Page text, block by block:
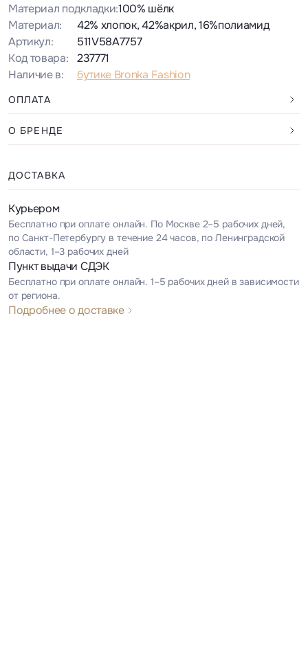
Материал подкладки:100% шёлк
Материал:
42% хлопок, 42%акрил, 16%полиамид
Артикул:
511V58A7757
Код товара:
237771
Наличие в:
бутике Bronka Fashion
ОПЛАТА
О БРЕНДЕ
ДОСТАВКА
Курьером
Бесплатно при оплате онлайн. По Москве 2–5 рабочих дней,
по Санкт-Петербургу в течение 24 часов, по Ленинградской
области, 1–3 рабочих дней
Пункт выдачи СДЭК
Бесплатно при оплате онлайн. 1–5 рабочих дней в зависимости
от региона.
Подробнее о доставке